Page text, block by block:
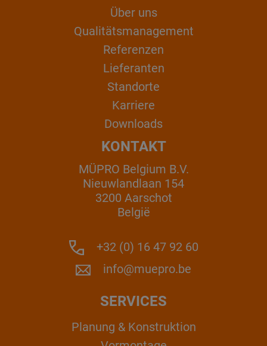
Über uns
Qualitätsmanagement
Referenzen
Lieferanten
Standorte
Karriere
Downloads
KONTAKT
MÜPRO Belgium B.V.
Nieuwlandlaan 154
3200 Aarschot
België
+32 (0) 16 47 92 60
info@muepro.be
SERVICES
Planung & Konstruktion